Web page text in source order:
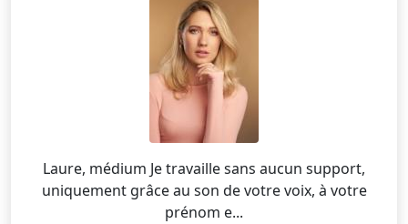
Laure, médium Je travaille sans aucun support,
uniquement grâce au son de votre voix, à votre
prénom e...